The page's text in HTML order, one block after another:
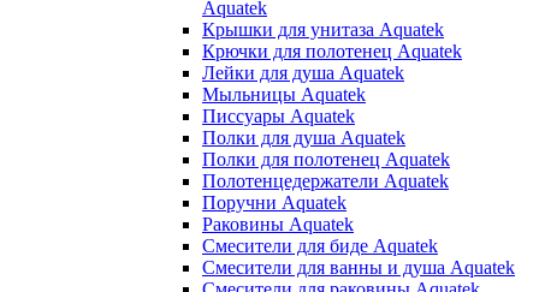
Aquatek
Крышки для унитаза Aquatek
Крючки для полотенец Aquatek
Лейки для душа Aquatek
Мыльницы Aquatek
Писсуары Aquatek
Полки для душа Aquatek
Полки для полотенец Aquatek
Полотенцедержатели Aquatek
Поручни Aquatek
Раковины Aquatek
Смесители для биде Aquatek
Смесители для ванны и душа Aquatek